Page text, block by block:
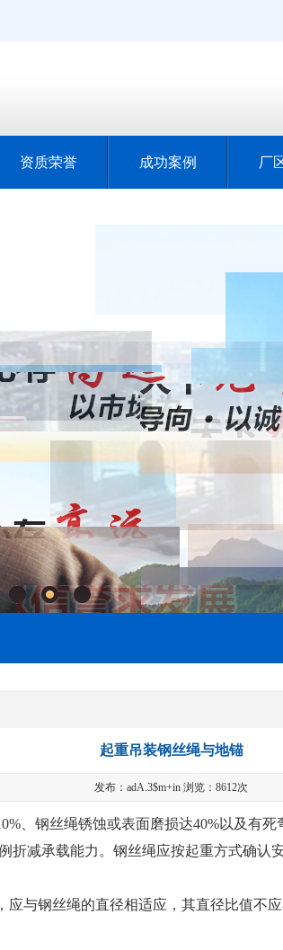
资质荣誉 成功案例 厂
起重吊装钢丝绳与地锚
发布：adA.3$m+in 浏览：8612次
钢丝绳锈蚀或表面磨损达40%以及有死
折减承载能力。钢丝绳应按起重方式确认
与钢丝绳的直径相适应，其直径比值不